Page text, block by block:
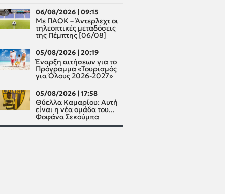
06/08/2026 | 09:15
Με ΠΑΟΚ – Άντερλεχτ οι
τηλεοπτικές μεταδόσεις
της Πέμπτης [06/08]
05/08/2026 | 20:19
Έναρξη αιτήσεων για το
Πρόγραμμα «Τουρισμός
για Όλους 2026-2027»
05/08/2026 | 17:58
Θύελλα Καμαρίου: Αυτή
είναι η νέα ομάδα του...
Φοφάνα Σεκούμπα